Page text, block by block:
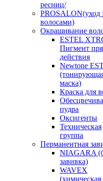
ресниц/
PROSALON(уход
волосами)
Окрашивание
ESTEL
Пигмент
действия
Newtone
маска)
Краска для
пудра
Оксигенты
Техническая
группа
Перманентная
NIAGARA
завивка)
WAVEX
(химическая